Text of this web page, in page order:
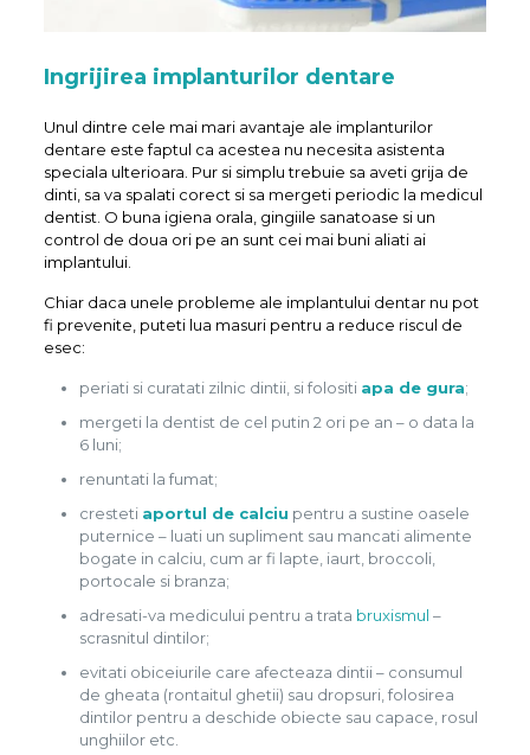
Ingrijirea implanturilor dentare
Unul dintre cele mai mari avantaje ale implanturilor
dentare este faptul ca acestea nu necesita asistenta
speciala ulterioara. Pur si simplu trebuie sa aveti grija de
dinti, sa va spalati corect si sa mergeti periodic la medicul
dentist. O buna igiena orala, gingiile sanatoase si un
control de doua ori pe an sunt cei mai buni aliati ai
implantului.
Chiar daca unele probleme ale implantului dentar nu pot
fi prevenite, puteti lua masuri pentru a reduce riscul de
esec:
periati si curatati zilnic dintii, si folositi apa de gura;
mergeti la dentist de cel putin 2 ori pe an – o data la
6 luni;
renuntati la fumat;
cresteti aportul de calciu pentru a sustine oasele
puternice – luati un supliment sau mancati alimente
bogate in calciu, cum ar fi lapte, iaurt, broccoli,
portocale si branza;
adresati-va medicului pentru a trata bruxismul –
scrasnitul dintilor;
evitati obiceiurile care afecteaza dintii – consumul
de gheata (rontaitul ghetii) sau dropsuri, folosirea
dintilor pentru a deschide obiecte sau capace, rosul
unghiilor etc.